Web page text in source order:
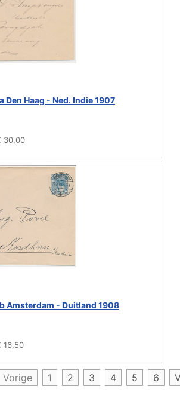
Den Haag - Ned. Indie 1907
30,00
Amsterdam - Duitland 1908
16,50
Vorige 1 2 3 4 5 6